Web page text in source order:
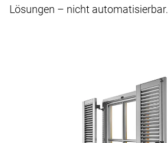
Lösungen – nicht automatisierbar.